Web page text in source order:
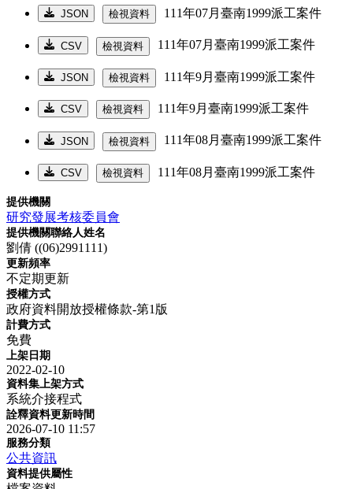
JSON 檢視資料 111年07月臺南1999派工案件
CSV 檢視資料 111年07月臺南1999派工案件
JSON 檢視資料 111年9月臺南1999派工案件
CSV 檢視資料 111年9月臺南1999派工案件
JSON 檢視資料 111年08月臺南1999派工案件
CSV 檢視資料 111年08月臺南1999派工案件
提供機關
研究發展考核委員會
提供機關聯絡人姓名
劉倩 ((06)2991111)
更新頻率
不定期更新
授權方式
政府資料開放授權條款-第1版
計費方式
免費
上架日期
2022-02-10
資料集上架方式
系統介接程式
詮釋資料更新時間
2026-07-10 11:57
服務分類
公共資訊
資料提供屬性